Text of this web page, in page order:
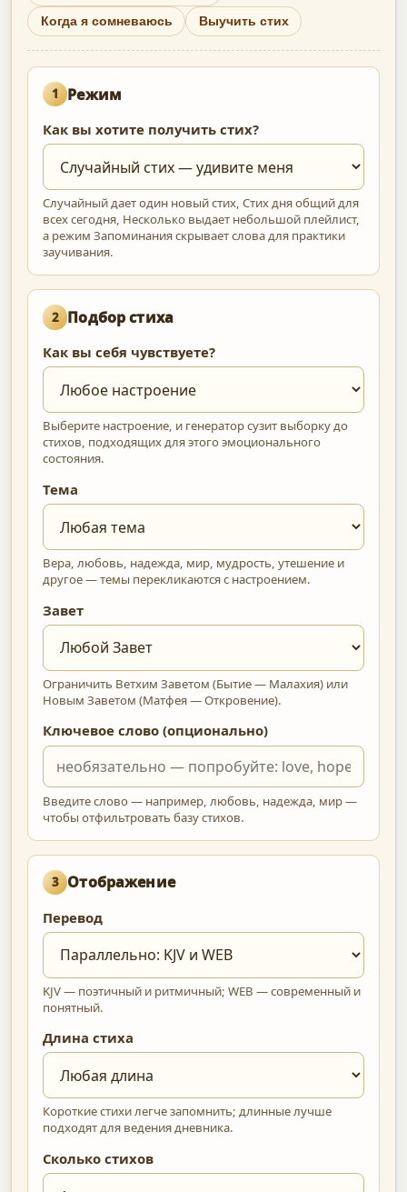
Когда я сомневаюсь Выучить стих
1 Режим
Как вы хотите получить стих?
Случайный дает один новый стих, Стих дня общий для
всех сегодня, Несколько выдает небольшой плейлист,
а режим Запоминания скрывает слова для практики
заучивания.
2 Подбор стиха
Как вы себя чувствуете?
Выберите настроение, и генератор сузит выборку до
стихов, подходящих для этого эмоционального
состояния.
Тема
Вера, любовь, надежда, мир, мудрость, утешение и
другое — темы перекликаются с настроением.
Завет
Ограничить Ветхим Заветом (Бытие — Малахия) или
Новым Заветом (Матфея — Откровение).
Ключевое слово (опционально)
Введите слово — например, любовь, надежда, мир —
чтобы отфильтровать базу стихов.
3 Отображение
Перевод
KJV — поэтичный и ритмичный; WEB — современный и
понятный.
Длина стиха
Короткие стихи легче запомнить; длинные лучше
подходят для ведения дневника.
Сколько стихов